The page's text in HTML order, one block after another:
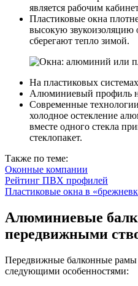
является рабочим
Пластиковые окна
высокую
сберегают тепло зимой.
На пластиковых
Алюминиевый профиль
Современные
холодное остекление
вместе одного стекла
стеклопакет.
Также по теме:
Оконные компании
Рейтинг ПВХ профилей
Пластиковые окна в
Алюминиевые
передвижными
Передвижные балконные
следующими особенностями: